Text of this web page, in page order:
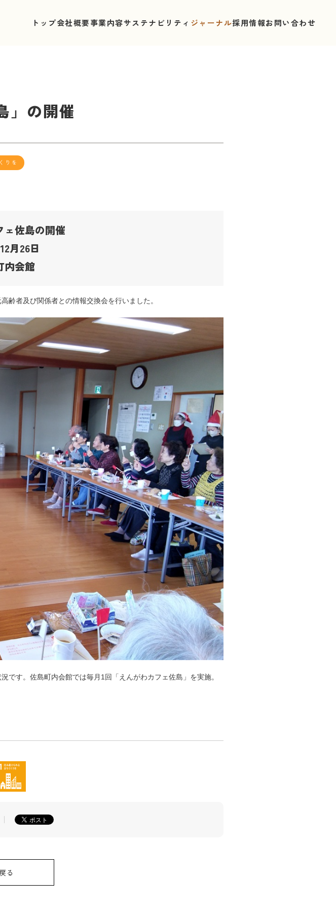
トップ会社概要事業内容サステナビリティ ジャーナル採用情報お問い合わせ
」の開催
りを
ェ佐島の開催
月26日
内会館
齢者及び関係者との情報交換会を行いました。
です。 佐島町内会館では毎月1回「えんがわカフェ佐島」を実施。
る